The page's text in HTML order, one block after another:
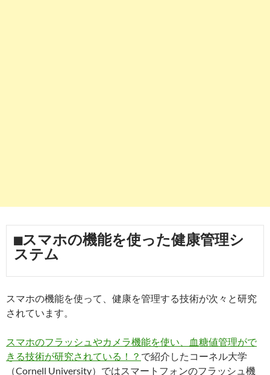
■スマホの機能を使った健康管理シ
ステム
スマホの機能を使って、健康を管理する技術が次々と研究
されています。
スマホのフラッシュやカメラ機能を使い、血糖値管理がで
きる技術が研究されている！？ で紹介したコーネル大学
（Cornell University）ではスマートフォンのフラッシュ機